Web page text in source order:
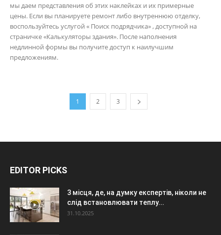
мы даем представления об этих наклейках и их примерные
цены. Если вы планируете ремонт либо внутреннюю отделку,
воспользуйтесь услугой « Поиск подрядчика» , доступной на
страничке «Калькуляторы здания». После наполнения
недлинной формы вы получите доступ к наилучшим
предложениям.
1 2 3
EDITOR PICKS
3 місця, де, на думку експертів, ніколи не
слід встановлювати теплу...
31.10.2025